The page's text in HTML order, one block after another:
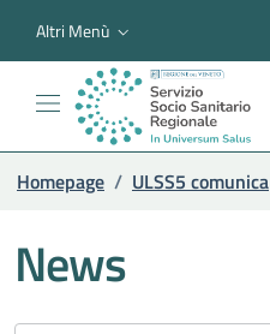
Altri Menù
Homepage / ULSS5 comunica
News